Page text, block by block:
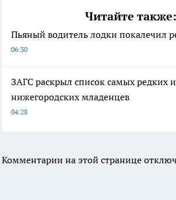
Читайте также:
Пьяный водитель лодки покалечил
06:30
ЗАГС раскрыл список самых редких
нижегородских младенцев
04:28
Комментарии на этой странице